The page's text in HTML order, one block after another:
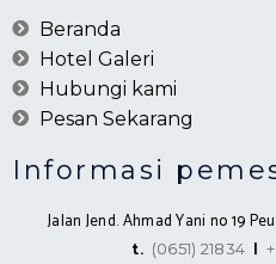
Beranda
Hotel Galeri
Hubungi kami
Pesan Sekarang
Informasi
Jalan Jend. Ahmad Yani no 19
t. (0651) 21834 |